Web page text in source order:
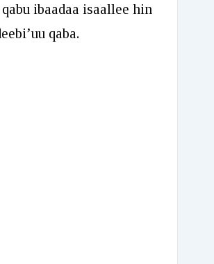
ibaadaa isaallee hin
qaba.